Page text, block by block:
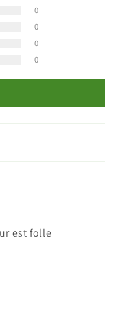
0
0
0
0
est folle